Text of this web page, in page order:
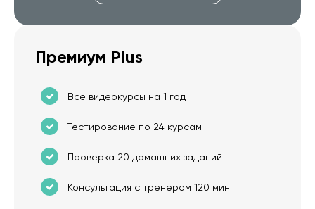
Премиум Plus
Все видеокурсы на 1 год
Тестирование по 24 курсам
Проверка 20 домашних заданий
Консультация с тренером 120 мин